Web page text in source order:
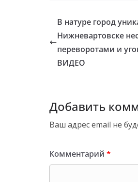
В натуре город
Нижневартовске
переворотами и
ВИДЕО
Добавить
Ваш адрес email не
Комментарий *